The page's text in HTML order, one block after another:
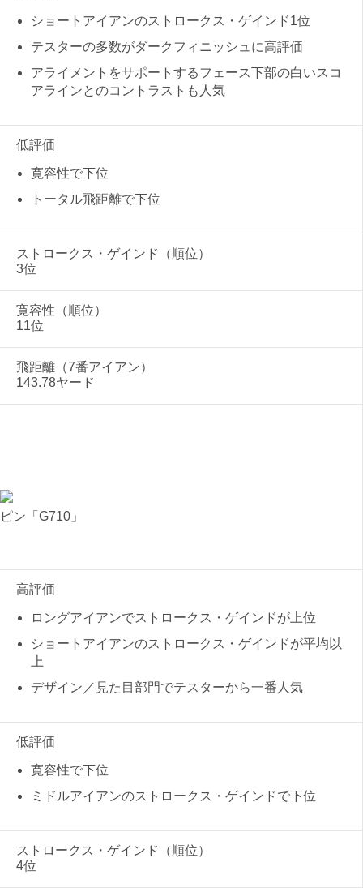
ショートアイアンのストロークス・ゲインド1位
テスターの多数がダークフィニッシュに高評価
アライメントをサポートするフェース下部の白いスコ
アラインとのコントラストも人気
低評価
寛容性で下位
トータル飛距離で下位
ストロークス・ゲインド（順位）
3位
寛容性（順位）
11位
飛距離（7番アイアン）
143.78ヤード
ピン「G710」
高評価
ロングアイアンでストロークス・ゲインドが上位
ショートアイアンのストロークス・ゲインドが平均以
上
デザイン／見た目部門でテスターから一番人気
低評価
寛容性で下位
ミドルアイアンのストロークス・ゲインドで下位
ストロークス・ゲインド（順位）
4位